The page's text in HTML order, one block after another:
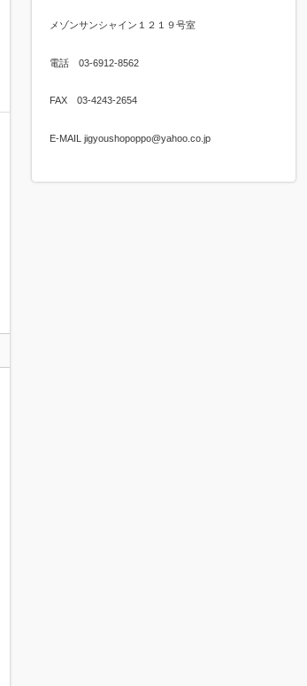
メゾンサンシャイン１２１９号室
電話 03-6912-8562
FAX 03-4243-2654
E-MAIL jigyoushopoppo@yahoo.co.jp